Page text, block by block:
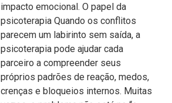
impacto emocional. O papel da
psicoterapia Quando os conflitos
parecem um labirinto sem saída, a
psicoterapia pode ajudar cada
parceiro a compreender seus
próprios padrões de reação, medos,
crenças e bloqueios internos. Muitas